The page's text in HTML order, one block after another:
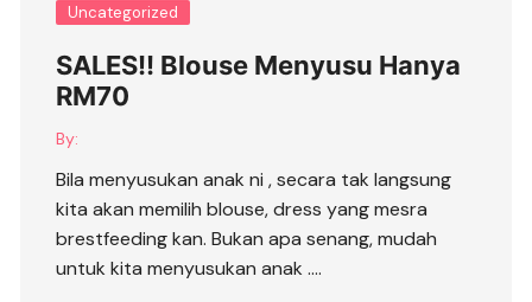
Uncategorized
SALES!! Blouse Menyusu Hanya
RM70
By:
Bila menyusukan anak ni , secara tak langsung
kita akan memilih blouse, dress yang mesra
brestfeeding kan. Bukan apa senang, mudah
untuk kita menyusukan anak ….